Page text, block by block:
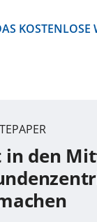
KOSTENLOSE
in den